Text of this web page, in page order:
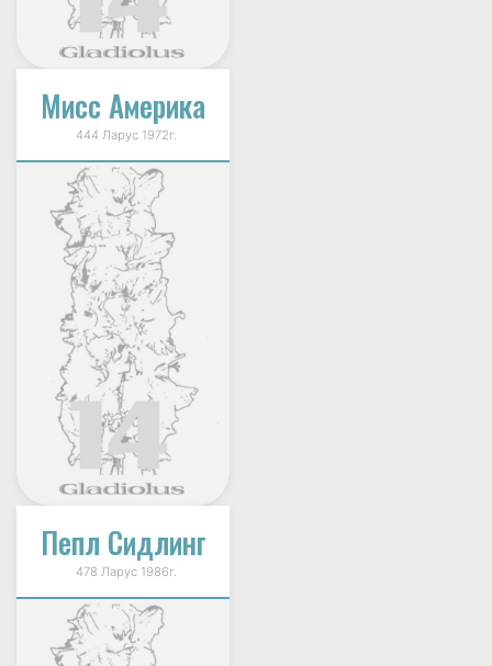
Мисс Америка
444 Ларус 1972г.
Пепл Сидлинг
478 Ларус 1986г.